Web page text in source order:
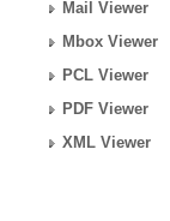
Mail Viewer
Mbox Viewer
PCL Viewer
PDF Viewer
XML Viewer